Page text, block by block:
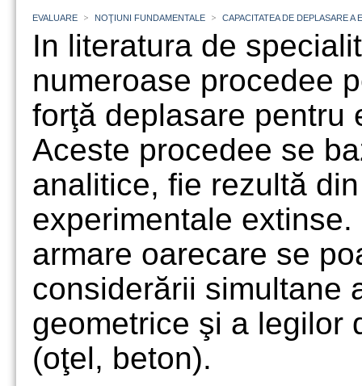
EVALUARE > NOŢIUNI FUNDAMENTALE > CAPACITATEA DE DEPLASARE
In literatura de
numeroase procedee
forţă deplasare pentru
Aceste procedee se
analitice, fie rezultă
experimentale
armare oarecare se
considerării simultane
geometrice şi a legilor
(oţel, beton).